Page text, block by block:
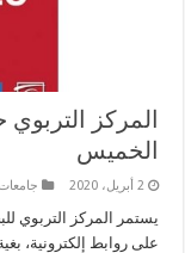
المركز
الخميس
2 أبريل، 2020
يستمر المركز التربوي
على روابط إلكترونية،